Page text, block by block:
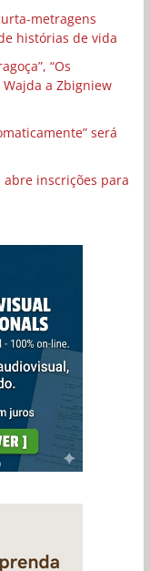
metragens
histórias de vida
“Os
a Zbigniew
será
inscrições para